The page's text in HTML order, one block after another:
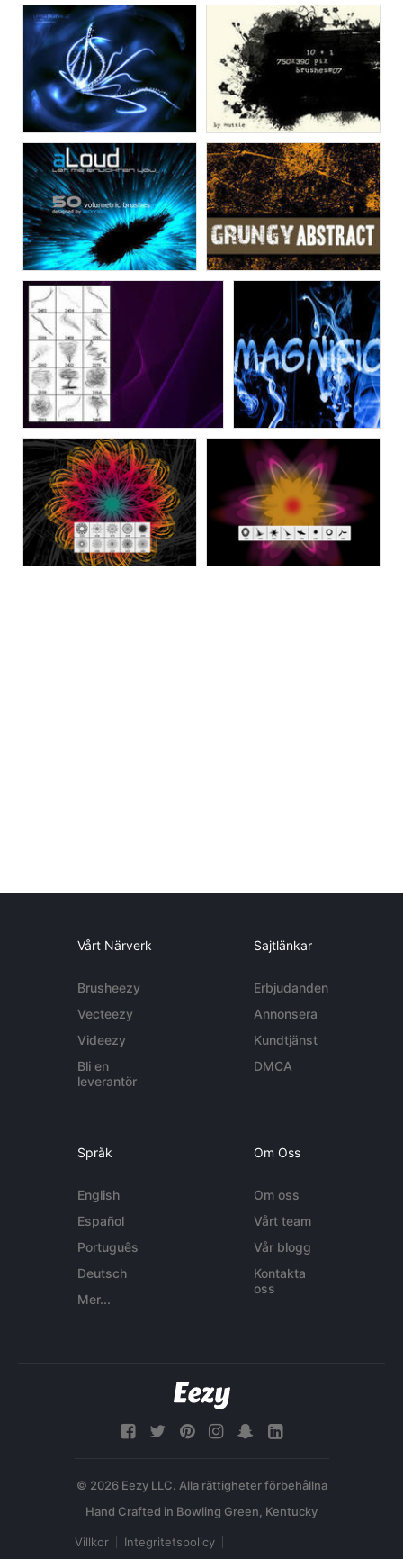
Vårt Närverk
Brusheezy
Vecteezy
Videezy
Bli en
leverantör
Sajtlänkar
Erbjudanden
Annonsera
Kundtjänst
DMCA
Språk
English
Español
Português
Deutsch
Mer...
Om Oss
Om oss
Vårt team
Vår blogg
Kontakta
oss
© 2026 Eezy LLC. Alla rättigheter förbehållna
Villkor Integritetspolicy